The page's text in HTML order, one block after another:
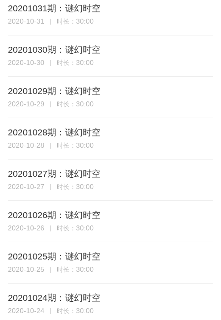
20201031期：谜幻时空
2020-10-31 时长： 30:00
20201030期：谜幻时空
2020-10-30 时长： 30:00
20201029期：谜幻时空
2020-10-29 时长： 30:00
20201028期：谜幻时空
2020-10-28 时长： 30:00
20201027期：谜幻时空
2020-10-27 时长： 30:00
20201026期：谜幻时空
2020-10-26 时长： 30:00
20201025期：谜幻时空
2020-10-25 时长： 30:00
20201024期：谜幻时空
2020-10-24 时长： 30:00